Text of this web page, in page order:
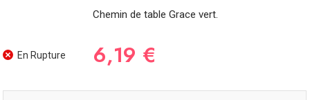
Chemin de table Grace vert.
En Rupture 6,19 €